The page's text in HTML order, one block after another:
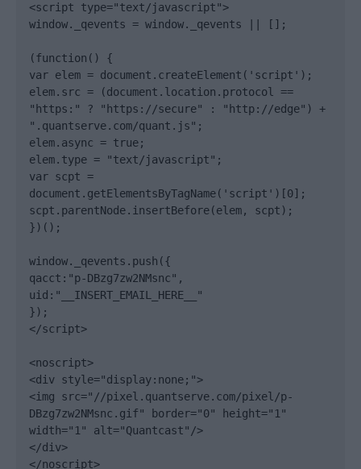
<script type="text/javascript">
window._qevents = window._qevents || [];
(function() {
var elem = document.createElement('script');
elem.src = (document.location.protocol ==
"https:" ? "https://secure" : "http://edge") +
".quantserve.com/quant.js";
elem.async = true;
elem.type = "text/javascript";
var scpt =
document.getElementsByTagName('script')[0];
scpt.parentNode.insertBefore(elem, scpt);
})();
window._qevents.push({
qacct:"p-DBzg7zw2NMsnc",
uid:"__INSERT_EMAIL_HERE__"
});
</script>
<noscript>
<div style="display:none;">
<img src="//pixel.quantserve.com/pixel/p-
DBzg7zw2NMsnc.gif" border="0" height="1"
width="1" alt="Quantcast"/>
</div>
</noscript>